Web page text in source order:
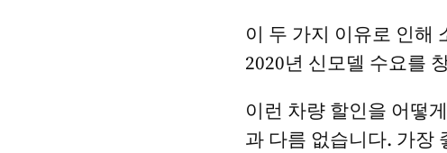
이 두 가지 이유로 인해
2020년 신모델 수요를
이런 차량 할인을 어떻
과 다름 없습니다. 가장